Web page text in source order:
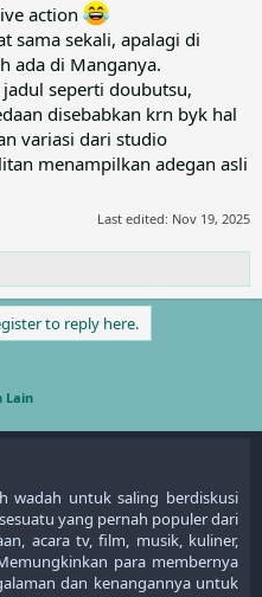
action
sama sekali, apalagi di
ada di Manganya.
seperti doubutsu,
disebabkan krn byk hal
variasi dari studio
menampilkan adegan asli
Last edited: Nov 19, 2025
to reply here.
Lain
wadah untuk saling berdiskusi
yang pernah populer dari
acara tv, film, musik, kuliner,
para membernya
dan kenangannya untuk